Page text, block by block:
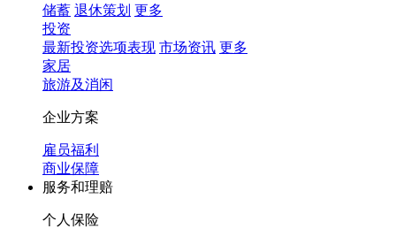
储蓄 退休策划 更多
投资
最新投资选项表现 市场资讯 更多
家居
旅游及消闲
企业方案
雇员福利
商业保障
服务和理赔
个人保险